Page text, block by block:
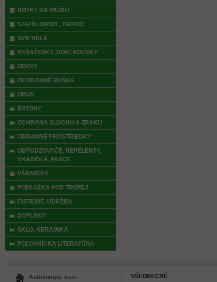
BOTKY NA PAŽBU
STATÍV, BIPOD , TRIPOD
SVIETIDLÁ
PEŇAŽENKY, DOKLADOVKY
ODEVY
OCHRANNÉ RÚŠKA
OBUV
BATOHY
OCHRANA SLUCHU A ZRAKU
OBRANNÉ PROSTRIEDKY
ODPUDZOVAČE, REPELENTY,
VNADIDLÁ, PASCE
VÁBNIČKY
PODLOŽKA POD TROFEJ
ČISTENIE, ÚDRŽBA
DOPLNKY
SKLO, KERAMIKA
POĽOVNÍCKA LITERATÚRA
Autokompo, s.r.o.
VŠEOBECNÉ